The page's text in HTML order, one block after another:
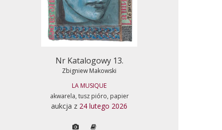
Nr Katalogowy 13.
Zbigniew Makowski
LA MUSIQUE
akwarela, tusz pióro, papier
aukcja z 24 lutego 2026